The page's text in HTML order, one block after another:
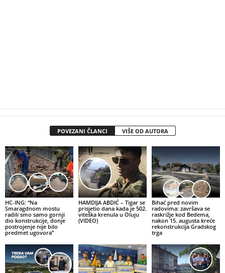
POVEZANI ČLANCI VIŠE OD AUTORA
HC-ING: “Na
Smaragdnom mostu
radili smo samo gornji
dio konstrukcije, donje
postrojenje nije bilo
predmet ugovora”
HAMDIJA ABDIĆ – Tigar se
prisjetio dana kada je 502.
viteška krenula u Oluju
(VIDEO)
Bihać pred novim
radovima: završava se
raskrižje kod Bedema,
nakon 15. augusta kreće
rekonstrukcija Gradskog
trga